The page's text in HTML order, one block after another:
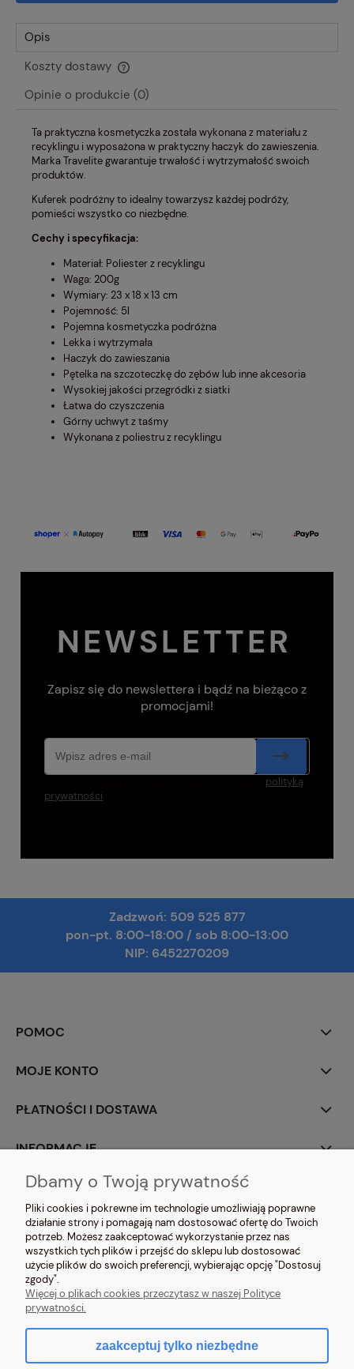
Opis
Koszty dostawy
Cena nie zawiera ewentualnych kosztów płatności
Opinie o produkcie (0)
Ta praktyczna kosmetyczka została wykonana z materiału z
recyklingu i wyposażona w praktyczny haczyk do zawieszenia.
Marka Travelite gwarantuje trwałość i wytrzymałość swoich
produktów.
Kuferek podróżny to idealny towarzysz każdej podróży,
pomieści wszystko co niezbędne.
Cechy i specyfikacja:
Materiał: Poliester z recyklingu
Waga: 200g
Wymiary: 23 x 18 x 13 cm
Pojemność: 5l
Pojemna kosmetyczka podróżna
Lekka i wytrzymała
Haczyk do zawieszania
Pętelka na szczoteczkę do zębów lub inne akcesoria
Wysokiej jakości przegródki z siatki
Łatwa do czyszczenia
Górny uchwyt z taśmy
Wykonana z poliestru z recyklingu
NEWSLETTER
Zapisz się do newslettera i bądź na bieżąco z
promocjami!
polityką
prywatności
Zadzwoń: 509 525 877
pon-pt. 8:00-18:00 / sob 8:00-13:00
NIP: 6452270209
POMOC
MOJE KONTO
PŁATNOŚCI I DOSTAWA
INFORMACJE
O NAS
NOSIMYSIE.PL Sylwia Kiołbasa | ul. Głowackiego 2, 42-690 Tworóg | NIP:
6452270209 | tel.509 525 877| e-mail:sklep@nosimysie.pl
Dbamy o Twoją prywatność
Pliki cookies i pokrewne im technologie umożliwiają poprawne
działanie strony i pomagają nam dostosować ofertę do Twoich
potrzeb. Możesz zaakceptować wykorzystanie przez nas
wszystkich tych plików i przejść do sklepu lub dostosować
użycie plików do swoich preferencji, wybierając opcję "Dostosuj
zgody".
Więcej o plikach cookies przeczytasz w naszej Polityce
prywatności.
zaakceptuj tylko niezbędne